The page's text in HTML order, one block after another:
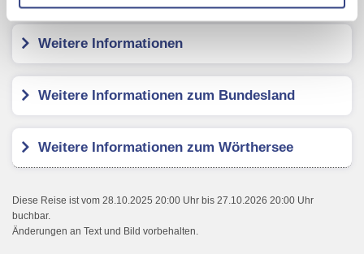
Mit Klick auf "Alles erlauben" stimmen Sie der
Verwendung der Cookies & Plugins auf unseren
Webseiten zu.
Weitere Informationen
Weitere Informationen zum Bundesland
Weitere Informationen zum Wörthersee
Diese Reise ist vom 28.10.2025 20:00 Uhr bis 27.10.2026 20:00 Uhr
buchbar.
Änderungen an Text und Bild vorbehalten.